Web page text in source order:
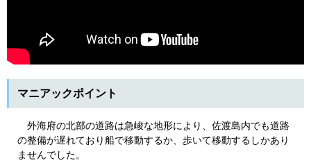
マニアックポイント
外海府の北部の道路は急峻な地形により、佐渡島内でも道路
の整備が遅れており船で移動するか、歩いて移動するしかあり
ませんでした。